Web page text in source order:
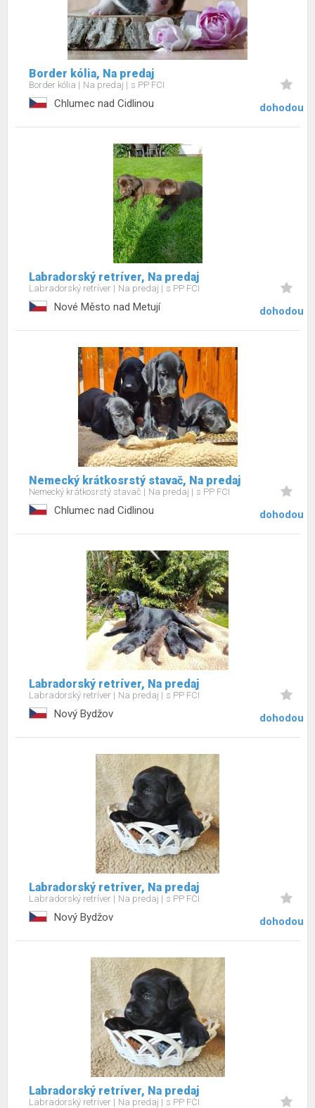
Border kólia, Na predaj
Border kólia Na predaj s PP FCI
Chlumec nad Cidlinou dohodou
Labradorský retríver, Na predaj
Labradorský retríver Na predaj s PP FCI
Nové Město nad Metují dohodou
Nemecký krátkosrstý stavač, Na predaj
Nemecký krátkosrstý stavač Na predaj s PP FCI
Chlumec nad Cidlinou dohodou
Labradorský retríver, Na predaj
Labradorský retríver Na predaj s PP FCI
Nový Bydžov dohodou
Labradorský retríver, Na predaj
Labradorský retríver Na predaj s PP FCI
Nový Bydžov dohodou
Labradorský retríver, Na predaj
Labradorský retríver Na predaj s PP FCI